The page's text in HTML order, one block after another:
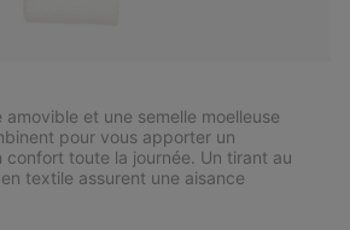
amovible et une semelle moelleuse
pour vous apporter un
confort toute la journée. Un tirant au
textile assurent une aisance